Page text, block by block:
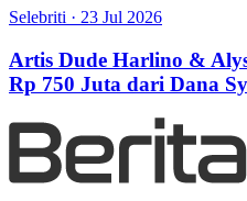
Selebriti · 23 Jul 2026
Artis Dude Harlino &
Rp 750 Juta dari Dana